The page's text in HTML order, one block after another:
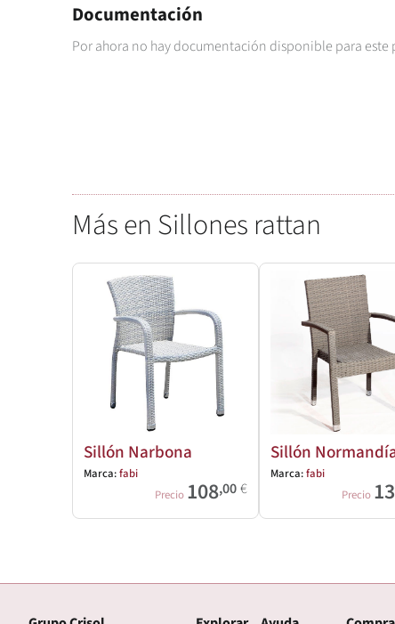
Documentación
Por ahora no hay documentación disponible para este
Más en Sillones rattan
Sillón Narbona
Marca:fabi
Precio 108,00€
Sillón
Marca:fabi
Precio